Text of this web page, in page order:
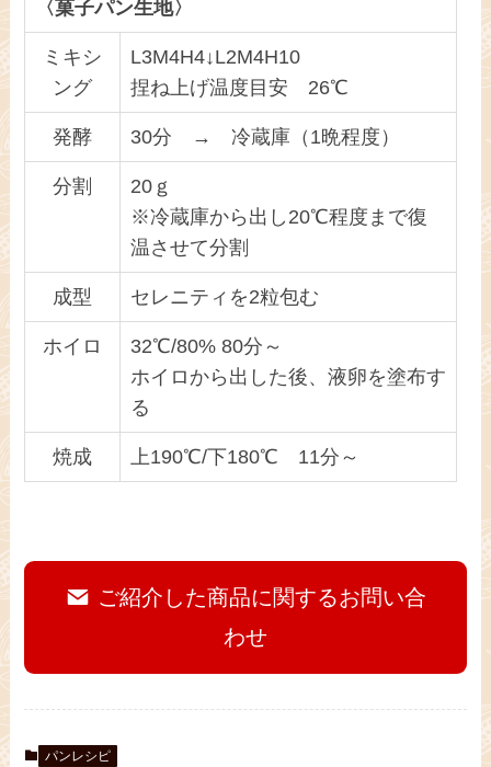
〈菓子パン生地〉
ミキシ
ング
L3M4H4↓L2M4H10
捏ね上げ温度目安 26℃
発酵 30分 → 冷蔵庫（1晩程度）
分割
20ｇ
※冷蔵庫から出し20℃程度まで復
温させて分割
成型 セレニティを2粒包む
ホイロ
32℃/80% 80分～
ホイロから出した後、液卵を塗布す
る
焼成 上190℃/下180℃ 11分～
ご紹介した商品に関するお問い合
わせ
パンレシピ